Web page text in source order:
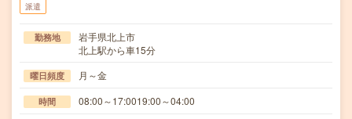
派遣
勤務地
岩手県北上市
北上駅から車15分
曜日頻度 月～金
時間 08:00～17:0019:00～04:00